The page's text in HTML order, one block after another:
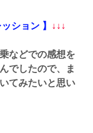
ション 】 ↓↓↓
などでの感想を
でしたので、ま
てみたいと思い